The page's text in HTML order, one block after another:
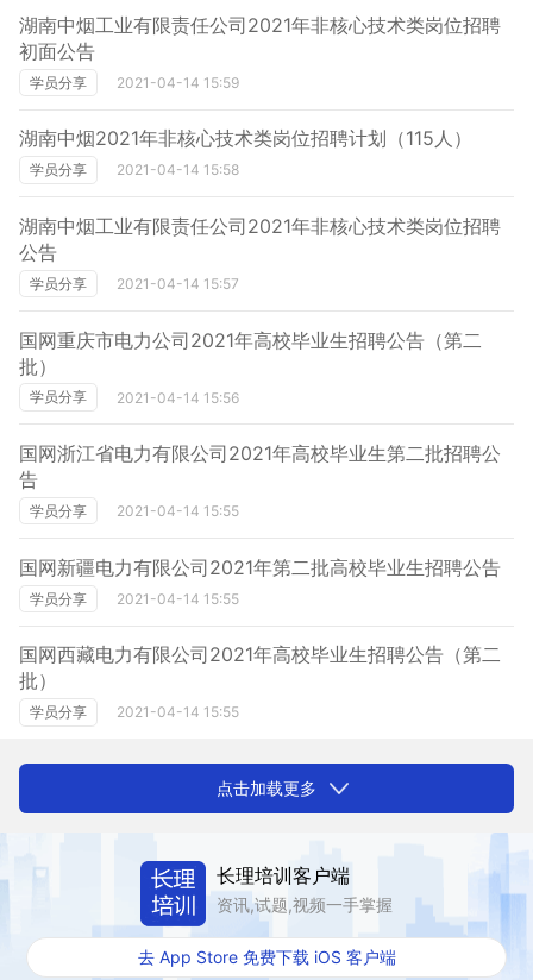
湖南中烟工业有限责任公司2021年非核心技术类岗位招聘
初面公告
学员分享 2021-04-14 15:59
湖南中烟2021年非核心技术类岗位招聘计划（115人）
学员分享 2021-04-14 15:58
湖南中烟工业有限责任公司2021年非核心技术类岗位招聘
公告
学员分享 2021-04-14 15:57
国网重庆市电力公司2021年高校毕业生招聘公告（第二
批）
学员分享 2021-04-14 15:56
国网浙江省电力有限公司2021年高校毕业生第二批招聘公
告
学员分享 2021-04-14 15:55
国网新疆电力有限公司2021年第二批高校毕业生招聘公告
学员分享 2021-04-14 15:55
国网西藏电力有限公司2021年高校毕业生招聘公告（第二
批）
学员分享 2021-04-14 15:55
点击加载更多
长理培训客户端
资讯,试题,视频一手掌握
去 App Store 免费下载 iOS 客户端